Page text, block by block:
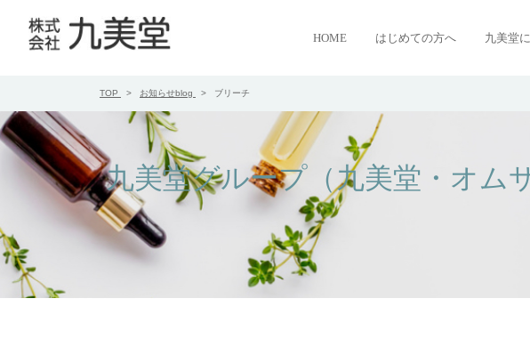
HOME はじめての方へ 九美堂
TOP お知らせblog ブリーチ
九美堂グループ（九美堂・オム